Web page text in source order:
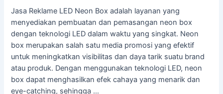
Jasa Reklame LED Neon Box adalah layanan yang
menyediakan pembuatan dan pemasangan neon box
dengan teknologi LED dalam waktu yang singkat. Neon
box merupakan salah satu media promosi yang efektif
untuk meningkatkan visibilitas dan daya tarik suatu brand
atau produk. Dengan menggunakan teknologi LED, neon
box dapat menghasilkan efek cahaya yang menarik dan
eye-catching, sehingga …